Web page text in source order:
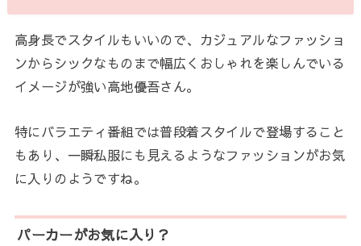
高身長でスタイルもいいので、カジュアルなファッショ
ンからシックなものまで幅広くおしゃれを楽しんでいる
イメージが強い高地優吾さん。
特にバラエティ番組では普段着スタイルで登場すること
もあり、一瞬私服にも見えるようなファッションがお気
に入りのようですね。
パーカーがお気に入り？